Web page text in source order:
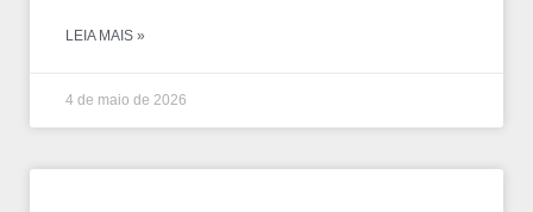
LEIA MAIS »
4 de maio de 2026